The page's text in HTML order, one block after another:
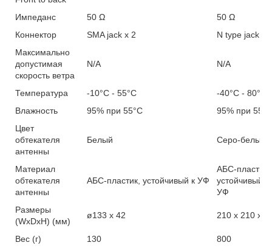
Импеданс 50 Ω
50 Ω
Коннектор
SMA jack x 2
N type jack x
Максимально
допустимая
скорость ветра
N/A N/A
Температура -10°C - 55°C
-40°C - 80°C
Влажность
95% при 55°C
95% при 55°C
Цвет
обтекателя
антенны
Белый Серо-белый
Материал
обтекателя
антенны
АБС-пластик, устойчивый к УФ
АБС-пластик,
устойчивый к
УФ
Размеры
(WxDxH) (мм)
ø133 x 42 210 x 210 x
Вес (г) 130 800